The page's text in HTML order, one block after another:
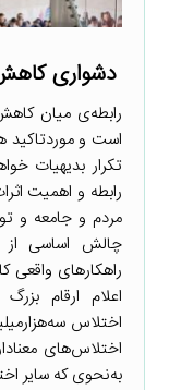
دشواری کاهش
رابطه‌ی میان
است و موردتاکید
تکرار بدیهیات
رابطه و اهمیت
مردم و جامعه و
چالش اساسی از
راهکارهای
اعلام ارقام
اختلاس
اختلاس‌های
به‌نحوی که سایر